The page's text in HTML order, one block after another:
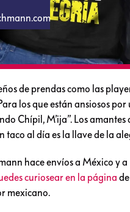
de prendas como las
los que están ansiosos por
Chípil, M’ija”. Los amantes
taco al día es la llave de la
hace envíos a México y a
curiosear en la página
mexicano.